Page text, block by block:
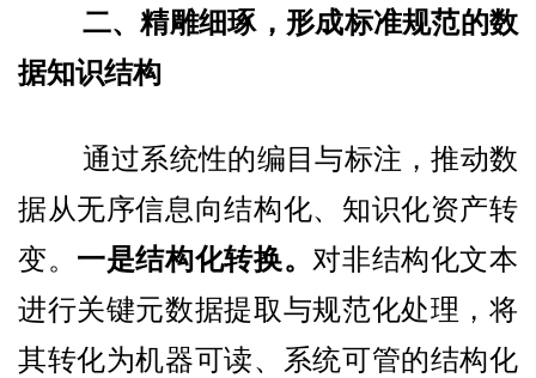
二、精雕细琢，形成标准规范的数
据知识结构
通过系统性的编目与标注，推动数
据从无序信息向结构化、知识化资产转
变。 一是结构化转换。对非结构化文本
进行关键元数据提取与规范化处理，将
其转化为机器可读、系统可管的结构化